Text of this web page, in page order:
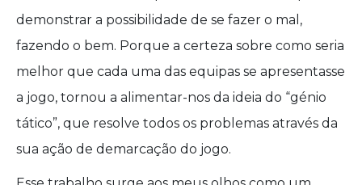
demonstrar a possibilidade de se fazer o mal,
fazendo o bem. Porque a certeza sobre como seria
melhor que cada uma das equipas se apresentasse
a jogo, tornou a alimentar-nos da ideia do “génio
tático”, que resolve todos os problemas através da
sua ação de demarcação do jogo.